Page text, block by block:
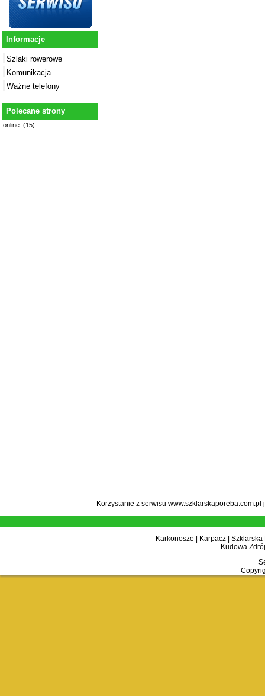
Informacje
Szlaki rowerowe
Komunikacja
Ważne telefony
Polecane strony
online: (15)
Korzystanie z serwisu
Karkonosze Karpacz
Szklarska
Kudowa